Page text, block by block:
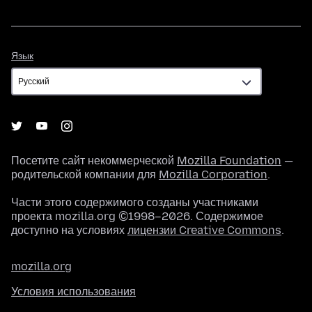
Язык
Посетите сайт некоммерческой Mozilla Foundation —
родительской компании для Mozilla Corporation.
Части этого содержимого созданы участниками
проекта mozilla.org ©1998–2026. Содержимое
доступно на условиях лицензии Creative Commons.
mozilla.org
Условия использования